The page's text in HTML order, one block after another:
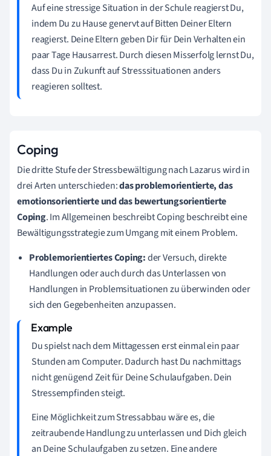
Auf eine stressige Situation in der Schule reagierst Du,
indem Du zu Hause genervt auf Bitten Deiner Eltern
reagierst. Deine Eltern geben Dir für Dein Verhalten ein
paar Tage Hausarrest. Durch diesen Misserfolg lernst Du,
dass Du in Zukunft auf Stresssituationen anders
reagieren solltest.
Coping
Die dritte Stufe der Stressbewältigung nach Lazarus wird in
drei Arten unterschieden:das problemorientierte, das
emotionsorientierte und das bewertungsorientierte
Coping. Im Allgemeinen beschreibt Copingbeschreibt eine
Bewältigungsstrategie zum Umgang mit einem Problem.
Problemorientiertes Coping:der Versuch, direkte
Handlungen oder auch durch das Unterlassen von
Handlungen in Problemsituationen zu überwinden oder
sich den Gegebenheiten anzupassen.
Du spielst nach dem Mittagessen erst einmal ein paar
Stunden am Computer. Dadurch hast Du nachmittags
nicht genügend Zeit für Deine Schulaufgaben. Dein
Stressempfinden steigt.
Eine Möglichkeit zum Stressabbau wäre es, die
zeitraubende Handlung zu unterlassen und Dich gleich
an Deine Schulaufgaben zu setzen. Eine andere